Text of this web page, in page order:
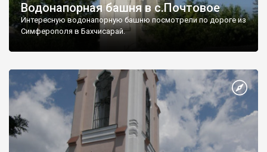
Водонапорная башня в с.Почтовое
Интересную водонапорную башню посмотрели по дороге из
Симферополя в Бахчисарай.